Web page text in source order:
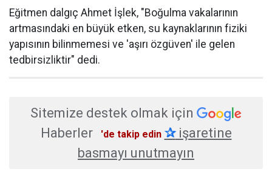
Eğitmen dalgıç Ahmet İşlek, "Boğulma vakalarının
artmasındaki en büyük etken, su kaynaklarının fiziki
yapısının bilinmemesi ve 'aşırı özgüven' ile gelen
tedbirsizliktir" dedi.
Sitemize destek olmak için
Haberler
'de takip edin ✰işaretine
basmayı unutmayın